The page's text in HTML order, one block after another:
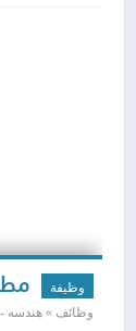
وظيفة
وظائف » هندسه -